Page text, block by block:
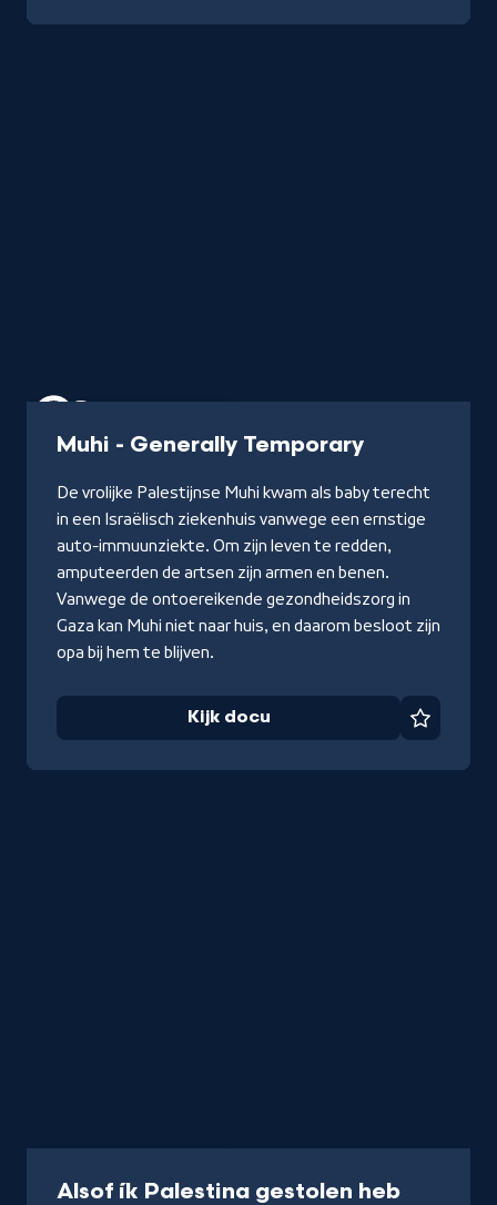
Muhi - Generally Temporary-
docu
De vrolijke Palestijnse Muhi kwam als baby terecht
in een Israëlisch ziekenhuis vanwege een ernstige
auto-immuunziekte. Om zijn leven te redden,
amputeerden de artsen zijn armen en benen.
Vanwege de ontoereikende gezondheidszorg in
Gaza kan Muhi niet naar huis, en daarom besloot zijn
opa bij hem te blijven.
Kijk docu
Alsof ík Palestina gestolen heb-